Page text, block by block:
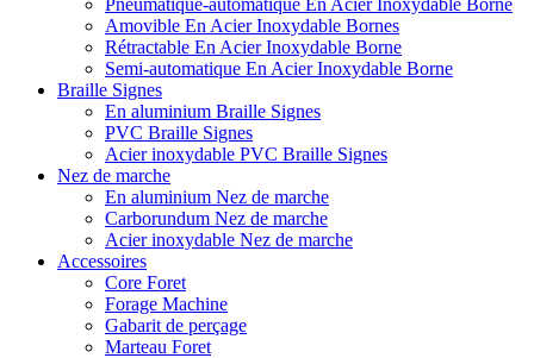
Amovible En Acier Inoxydable Bornes
Rétractable En Acier Inoxydable Borne
Semi-automatique En Acier Inoxydable Borne
Braille Signes
En aluminium Braille Signes
PVC Braille Signes
Acier inoxydable PVC Braille Signes
Nez de marche
En aluminium Nez de marche
Carborundum Nez de marche
Acier inoxydable Nez de marche
Accessoires
Core Foret
Forage Machine
Gabarit de perçage
Marteau Foret